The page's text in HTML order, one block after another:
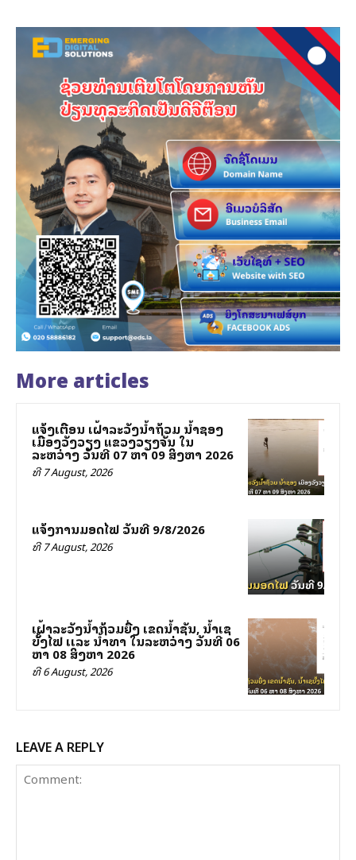
More articles
ແຈ້ງເຕືອນ ເຝົ້າລະວັງນ້ຳຖ້ວມ ນ້ຳຊອງ
ເມືອງວັງວຽງ ແຂວງວຽງຈັນ ໃນ
ລະຫວ່າງ ວັນທີ 07 ຫາ 09 ສິງຫາ 2026
ທີ 7 August, 2026
ແຈ້ງການມອດໄຟ ວັນທີ 9/8/2026
ທີ 7 August, 2026
ເຝົ້າລະວັງນໍ້າຖ້ວມຍື່ງ ເຂດນໍ້າຊັນ, ນໍ້າເຊ
ບັັ້ງໄຟ ເເລະ ນໍ້າທາ ໃນລະຫວ່າງ ວັນທີ 06
ຫາ 08 ສິງຫາ 2026
ທີ 6 August, 2026
LEAVE A REPLY